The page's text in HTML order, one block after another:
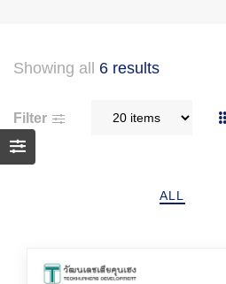
Showing all 6 results
Filter
ALL